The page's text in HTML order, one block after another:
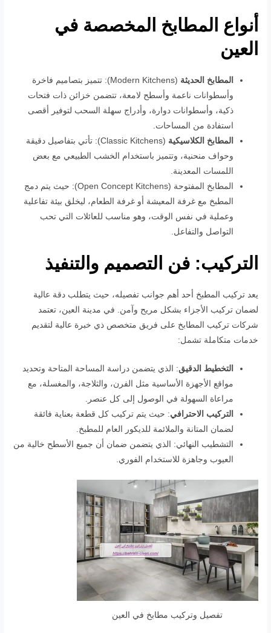
أنواع المطابخ المخصصة في
العين
المطابخ الحديثة
(Modern Kitchens): تتميز بتصاميم فاخرة
وأسطوانات ناعمة وأسطح لامعة، تتضمن خزائن ذات فتحات
ذكية، وأسطوانات دوارة، وأدراج سهلة السحب لتوفير أقصى
استفادة من المساحات.
المطابخ الكلاسيكية
(Classic Kitchens): تأتي بتفاصيل دقيقة
وحواف منحنية، وتتميز باستخدام الخشب الطبيعي مع بعض
اللمسات المعدينة.
المطابخ المفتوحة (Open Concept Kitchens): حيث يتم دمج
المطبخ مع غرفة المعيشة أو غرفة الطعام، ليخلق بيئة تفاعلية
وعملية في نفس الوقت، وهو مناسب للعائلات التي تحب
التواصل والتفاعل.
التركيب: فن التصميم والتنفيذ
يعد تركيب المطبخ أحد أهم جوانب تفصيله، حيث يتطلب دقة عالية
لضمان تركيب الأجزاء بشكل مريح وآمن. في مدينة العين، تعتمد
شركات تركيب المطابخ على فريق متخصص ذي خبرة عالية لتقديم
خدمات متكاملة تشمل:
التخطيط الدقيق: الذي يتضمن دراسة المساحة المتاحة وتحديد
مواقع الأجهزة الأساسية مثل الفرن، والثلاجة، والمغسلة، مع
مراعاة السهولة في الوصول إلى كل عنصر.
التركيب الاحترافي: حيث يتم تركيب كل قطعة بعناية فائقة
لضمان المتانة والملائمة للديكور العام للمطبخ.
التشطيب النهائي: الذي يتضمن ضمان أن جميع الأسطح خالية من
العيوب وجاهزة للاستخدام الفوري.
تفصيل وتركيب مطابخ في العين